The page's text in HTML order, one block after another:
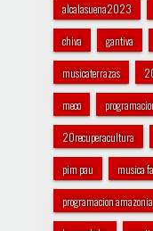
alcalasuena2023
chiva gantiva
musicaterrazas
meco
20recuperacultura
pim pau musica
programacion amazonia